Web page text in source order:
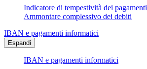
Indicatore di tempestività dei pagamenti
Ammontare complessivo dei debiti
IBAN e pagamenti informatici
Espandi
IBAN e pagamenti informatici